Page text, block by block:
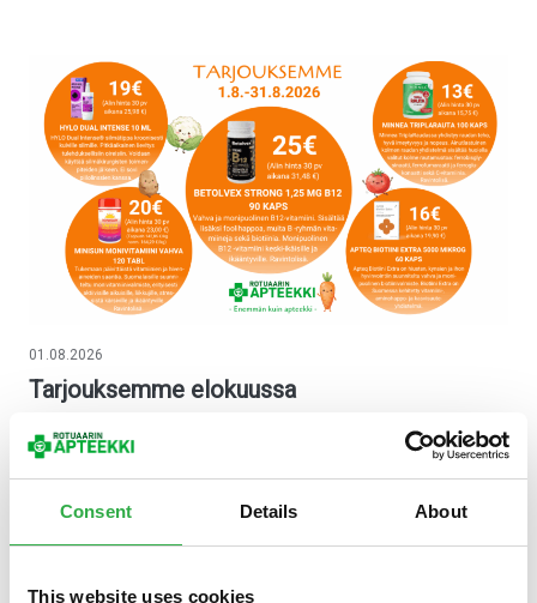
Consent Details About
This website uses cookies
01.08.2026
Tarjouksemme elokuussa
Tarjouksemme heinäkuussa kosteuttaa silmiä, intiimialueen
limakalvoja ja hoitaa rakkoja. Lisäksi kasvot voi suojata auringonsäteiltä
ja hankkia maitohappobakteerit edullisesti. Tutustu tarjouksiimme
Lue lisää tarjouksistamme.